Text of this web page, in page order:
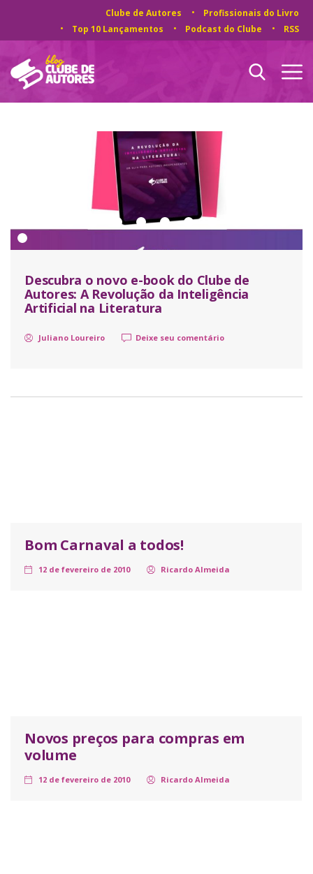
Clube de Autores
Profissionais do Livro
Top 10 Lançamentos
Podcast do Clube RSS
Descubra o novo e-book do Clube de
Autores: A Revolução da Inteligência
Artificial na Literatura
Juliano Loureiro Deixe seu comentário
Bom Carnaval a todos!
12 de fevereiro de 2010 Ricardo Almeida
Novos preços para compras em
volume
12 de fevereiro de 2010 Ricardo Almeida